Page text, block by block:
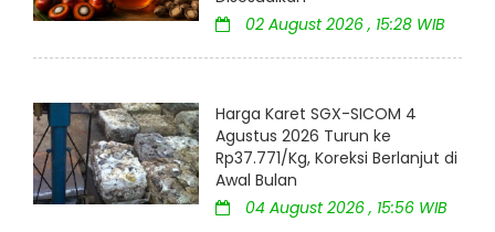
02 August 2026 , 15:28 WIB
Harga Karet SGX-SICOM 4
Agustus 2026 Turun ke
Rp37.771/Kg, Koreksi Berlanjut di
Awal Bulan
04 August 2026 , 15:56 WIB